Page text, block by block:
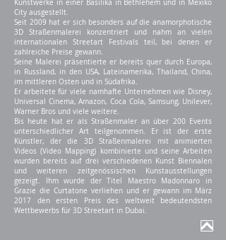
Kunstwerke in einer Basilika in Bethlehem und in Mexiko
City ausgestellt.
Seit 2009 hat er sich besonders auf die anamorphotische
3D Straßenmalerei konzentriert und nahm an vielen
internationalen Streetart Festivals teil, bei denen er
zahlreiche Preise gewann.
Seine Malerei präsentierte er bereits quer durch Europa,
in Russland, in den USA, Lateinamerika, Thailand, China,
im mittleren Osten und in Südafrika.
Er arbeitete für viele namhafte Unternehmen wie Disney,
Universal Cinema, Amazon, Coca Cola, Samsung, Unilever,
Warner Bros und viele weitere.
Bis heute hat er als Straßenmaler an über 200 Events
unterschiedlicher Art teilgenommen. Er ist der erste
Künstler, der die 3D Straßenmalerei mit animierten
Videos (Video Mapping) kombinierte und seine Arbeiten
wurden bereits auf drei verschiedenen Kunst Biennalen
und weiteren zeitgenössischen Kunstausstellungen
gezeigt. Ihm wurde der Titel Maestro Madonnaro in
Grazie die Curtatone verliehen und er gewann im März
2017 den ersten Preis des weltweit bedeutendsten
Wettbewerbs für 3D Streetart in Dubai.